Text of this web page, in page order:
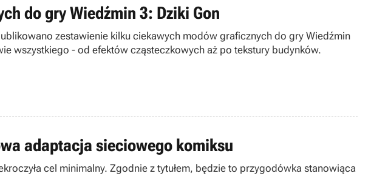
do gry Wiedźmin 3: Dziki Gon
zestawienie kilku ciekawych modów graficznych do gry Wiedźmin
wszystkiego - od efektów cząsteczkowych aż po tekstury budynków.
adaptacja sieciowego komiksu
cel minimalny. Zgodnie z tytułem, będzie to przygodówka stanowiąca